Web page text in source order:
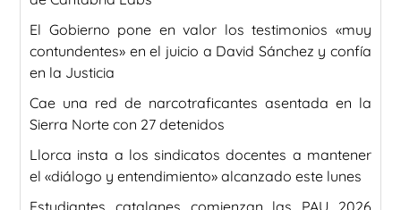
El Gobierno pone en valor los testimonios «muy
contundentes» en el juicio a David Sánchez y confía
en la Justicia
Cae una red de narcotraficantes asentada en la
Sierra Norte con 27 detenidos
Llorca insta a los sindicatos docentes a mantener
el «diálogo y entendimiento» alcanzado este lunes
Estudiantes catalanes comienzan las PAU 2026